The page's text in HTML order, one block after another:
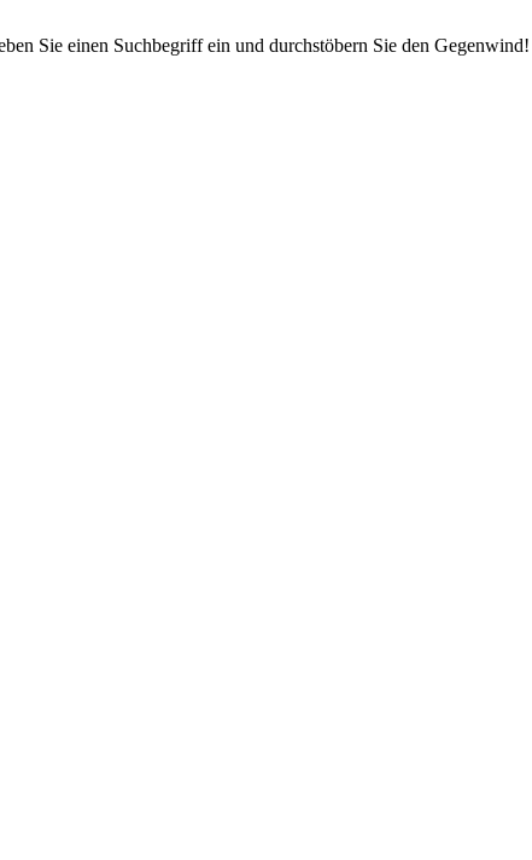
Sie einen Suchbegriff ein und durchstöbern Sie den Gegenwind!